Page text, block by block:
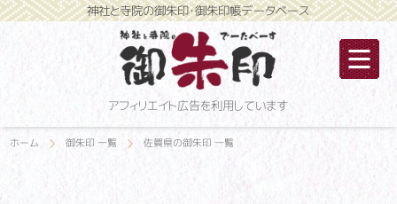
神社と寺院の御朱印・御朱印帳データベース
アフィリエイト広告を利用しています
ホーム 御朱印 一覧 佐賀県の御朱印 一覧